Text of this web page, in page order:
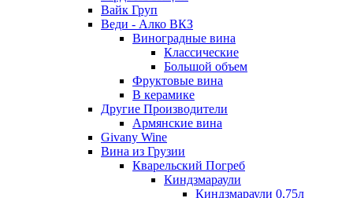
Вайк Груп
Веди - Алко ВКЗ
Виноградные вина
Классические
Большой объем
Фруктовые вина
В керамике
Другие Производители
Армянские вина
Givany Wine
Вина из Грузии
Кварельский Погреб
Киндзмараули
Киндзмараули 0,75л